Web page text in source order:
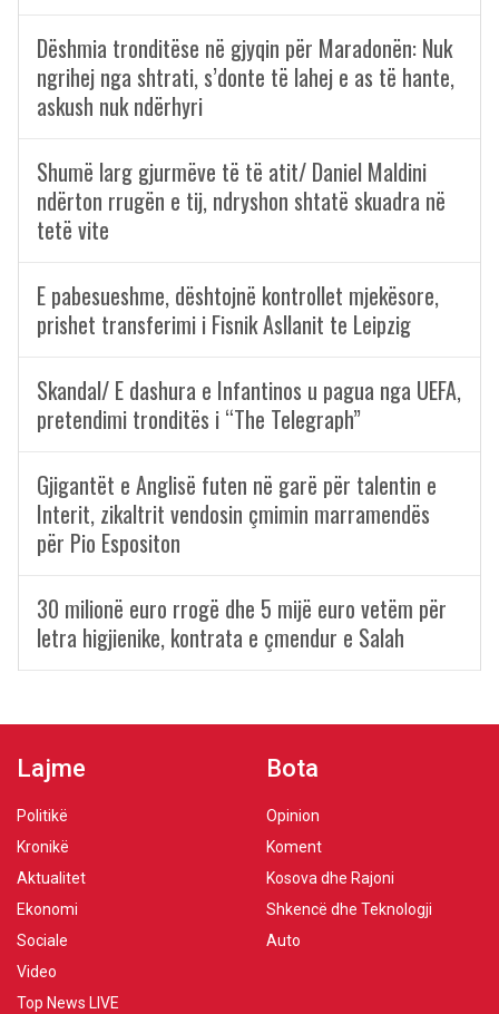
Dëshmia tronditëse në gjyqin për Maradonën: Nuk
ngrihej nga shtrati, s’donte të lahej e as të hante,
askush nuk ndërhyri
Shumë larg gjurmëve të të atit/ Daniel Maldini
ndërton rrugën e tij, ndryshon shtatë skuadra në
tetë vite
E pabesueshme, dështojnë kontrollet mjekësore,
prishet transferimi i Fisnik Asllanit te Leipzig
Skandal/ E dashura e Infantinos u pagua nga UEFA,
pretendimi tronditës i “The Telegraph”
Gjigantët e Anglisë futen në garë për talentin e
Interit, zikaltrit vendosin çmimin marramendës
për Pio Espositon
30 milionë euro rrogë dhe 5 mijë euro vetëm për
letra higjienike, kontrata e çmendur e Salah
Lajme
Politikë
Kronikë
Aktualitet
Ekonomi
Sociale
Video
Top News LIVE
Bota
Opinion
Koment
Kosova dhe Rajoni
Shkencë dhe Teknologji
Auto